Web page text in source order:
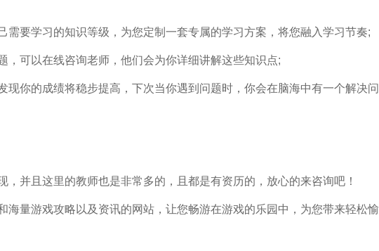
需要学习的知识等级，为您定制一套专属的学习方案，将您融入学习节奏;
，可以在线咨询老师，他们会为你详细讲解这些知识点;
现你的成绩将稳步提高，下次当你遇到问题时，你会在脑海中有一个解决问
，并且这里的教师也是非常多的，且都是有资历的，放心的来咨询吧！
海量游戏攻略以及资讯的网站，让您畅游在游戏的乐园中，为您带来轻松愉